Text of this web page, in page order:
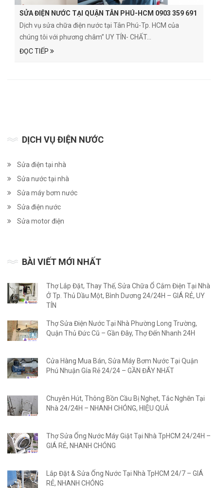
SỬA ĐIỆN NƯỚC TẠI QUẬN TÂN PHÚ-HCM 0903 359 691
Dịch vụ sửa chữa điện nước tại Tân Phú-Tp. HCM của
chúng tôi với phương châm” UY TÍN- CHẤT...
ĐỌC TIẾP
DỊCH VỤ ĐIỆN NƯỚC
Sửa điện tại nhà
Sửa nước tại nhà
Sửa máy bơm nước
Sửa điện nước
Sửa motor điện
BÀI VIẾT MỚI NHẤT
Thợ Lắp Đặt, Thay Thế, Sửa Chữa Ổ Cắm Điện Tại Nhà
Ở Tp. Thủ Dầu Một, Bình Dương 24/24H – GIÁ RẺ, UY
TÍN
Thợ Sửa Điện Nước Tại Nhà Phường Long Trường,
Quận Thủ Đức Cũ – Gần Đây, Thợ Đến Nhanh 24H
Cửa Hàng Mua Bán, Sửa Máy Bơm Nước Tại Quận
Phú Nhuận Gía Rẻ 24/24 – GẦN ĐÂY NHẤT
Chuyên Hút, Thông Bồn Cầu Bị Nghẹt, Tắc Nghẽn Tại
Nhà 24/24H – NHANH CHÓNG, HIỆU QUẢ
Thợ Sửa Ống Nước Máy Giặt Tại Nhà TpHCM 24/24H –
GIÁ RẺ, NHANH CHÓNG
Lắp Đặt & Sửa Ống Nước Tại Nhà TpHCM 24/7 – GIÁ
RẺ, NHANH CHÓNG